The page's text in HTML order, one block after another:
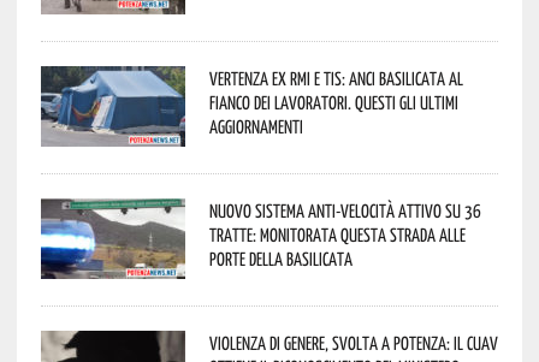
Vertenza ex RMI e TIS: ANCI Basilicata al
fianco dei lavoratori. Questi gli ultimi
aggiornamenti
Nuovo sistema anti-velocità attivo su 36
tratte: monitorata questa strada alle
porte della Basilicata
Violenza di genere, svolta a Potenza: il CUAV